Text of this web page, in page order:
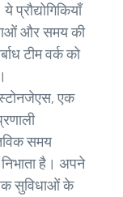
और समय की
टीम वर्क को
एक
समय
है। अपने
सुविधाओं के